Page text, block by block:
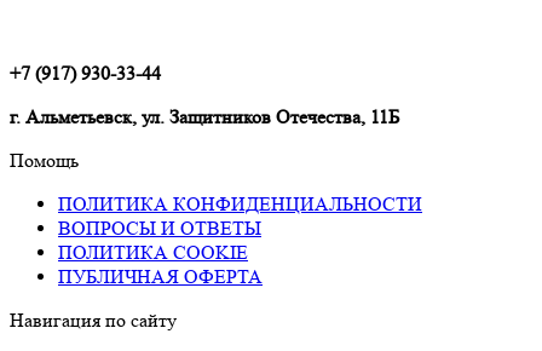
+7 (917) 930-33-44
г. Альметьевск, ул. Защитников Отечества, 11Б
Помощь
ПОЛИТИКА КОНФИДЕНЦИАЛЬНОСТИ
ВОПРОСЫ И ОТВЕТЫ
ПОЛИТИКА COOKIE
ПУБЛИЧНАЯ ОФЕРТА
Навигация по сайту